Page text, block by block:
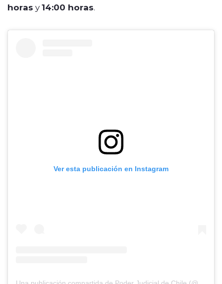
horas y14:00 horas.
Ver esta publicación en Instagram